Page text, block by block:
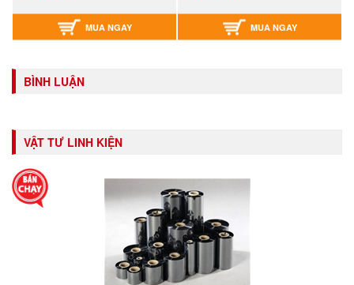
MUA NGAY MUA NGAY
BÌNH LUẬN
VẬT TƯ LINH KIỆN